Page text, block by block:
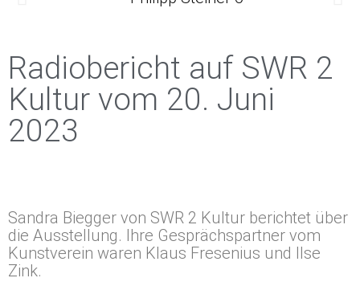
Radiobericht auf SWR 2
Kultur vom 20. Juni
2023
Sandra Biegger von SWR 2 Kultur berichtet über
die Ausstellung. Ihre Gesprächspartner vom
Kunstverein waren Klaus Fresenius und Ilse
Zink.